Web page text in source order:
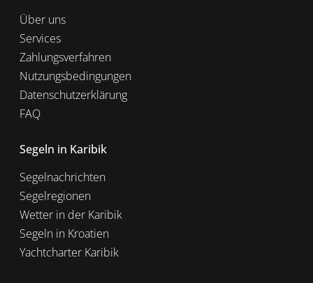
Über uns
Services
Zahlungsverfahren
Nutzungsbedingungen
Datenschutzerklärung
FAQ
Segeln in Karibik
Segelnachrichten
Segelregionen
Wetter in der Karibik
Segeln in Kroatien
Yachtcharter Karibik